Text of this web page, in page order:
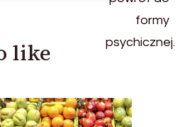
like